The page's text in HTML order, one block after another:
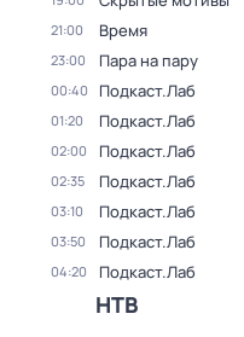
21:00 Время
23:00 Пара на пару
00:40 Подкаст.Лаб
01:20 Подкаст.Лаб
02:00 Подкаст.Лаб
02:35 Подкаст.Лаб
03:10 Подкаст.Лаб
03:50 Подкаст.Лаб
04:20 Подкаст.Лаб
НТВ